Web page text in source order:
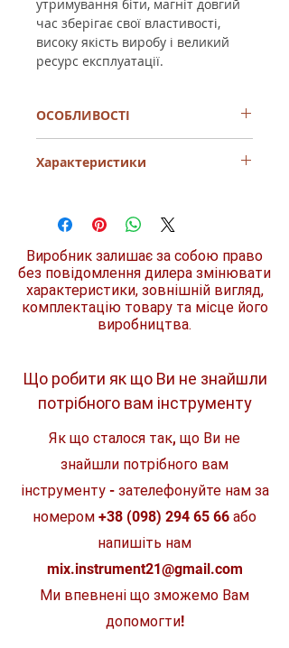
утримування біти, магніт довгий
час зберігає свої властивості,
високу якість виробу і великий
ресурс експлуатації.
ОСОБЛИВОСТІ
- надійне утримування біти
Характеристики
Головка 1/4
Комплект 1 шт.
Виробник залишає за собою право
без повідомлення дилера змінювати
характеристики, зовнішній вигляд,
комплектацію товару та місце його
виробництва.
Що робити як що Ви не знайшли
потрібного вам інструменту
Як що сталося так, що Ви не
знайшли потрібного вам
інструменту - зателефонуйте нам за
номером +38 (098) 294 65 66 або
напишіть нам
mix.instrument21@gmail.com
Ми впевнені що зможемо Вам
допомогти!